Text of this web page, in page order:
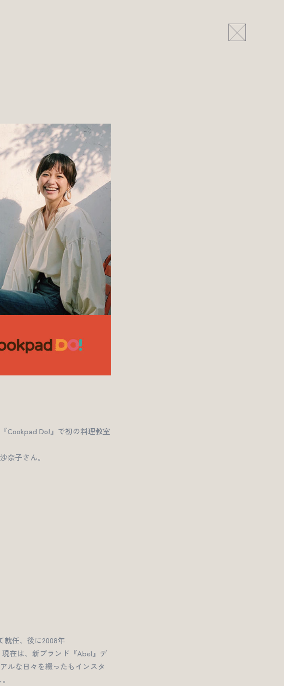
Cookpad Do!』で初の料理教室
奈子さん。
就任、後に2008年
現在は、新ブランド『Abel』デ
ルな日々を綴ったもインスタ